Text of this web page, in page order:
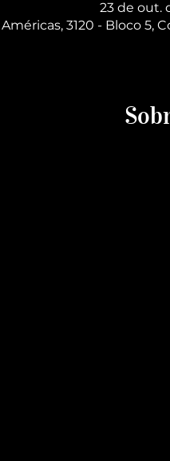
23 de out.
Américas, 3120 - Bloco 5,